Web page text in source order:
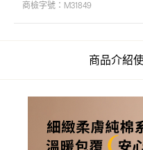
商檢字號： M31849
商品介紹